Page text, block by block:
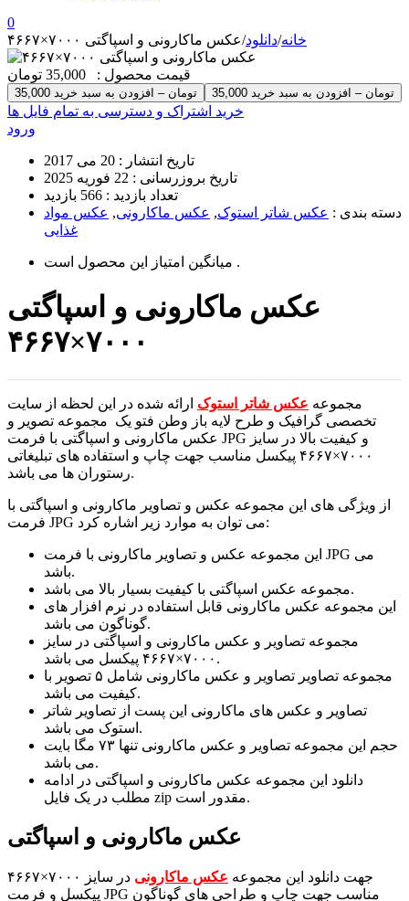
0
خانه/دانلود/عکس ماکارونی و اسپاگتی ۷۰۰۰×۴۶۶۷
قیمت محصول : 35,000 تومان
35,000 تومان – افزودن به سبد خرید
خرید اشتراک و دسترسی به تمام فایل ها
ورود
تاریخ انتشار : 20 می 2017
تاریخ بروزرسانی : 22 فوریه 2025
تعداد بازدید : 566 بازدید
دسته بندی : عکس شاتر استوک, عکس ماکارونی, عکس مواد
غذایی
میانگین امتیاز این محصول است .
عکس ماکارونی و اسپاگتی
۷۰۰۰×۴۶۶۷
مجموعه عکس شاتر استوک ارائه شده در این لحظه از سایت
تخصصی گرافیک و طرح لایه باز وطن فتو یک مجموعه تصویر و
عکس ماکارونی و اسپاگتی با فرمت JPG و کیفیت بالا در سایز
۷۰۰۰×۴۶۶۷ پیکسل مناسب جهت چاپ و استفاده های تبلیغاتی
رستوران ها می باشد.
از ویژگی های این مجموعه عکس و تصاویر ماکارونی و اسپاگتی با
فرمت JPG می توان به موارد زیر اشاره کرد:
این مجموعه عکس و تصاویر ماکارونی با فرمت JPG می
باشد.
مجموعه عکس اسپاگتی با کیفیت بسیار بالا می باشد.
این مجموعه عکس ماکارونی قابل استفاده در نرم افزار های
گوناگون می باشد.
مجموعه تصاویر و عکس ماکارونی و اسپاگتی در سایز
۷۰۰۰×۴۶۶۷ پیکسل می باشد.
مجموعه تصاویر تصاویر و عکس ماکارونی شامل ۵ تصویر با
کیفیت می باشد.
تصاویر و عکس های ماکارونی این پست از تصاویر شاتر
استوک می باشد.
حجم این مجموعه تصاویر و عکس ماکارونی تنها ۷۳ مگا بایت
می باشد.
دانلود این مجموعه عکس ماکارونی و اسپاگتی در ادامه
مطلب در یک فایل zip مقدور است.
عکس ماکارونی و اسپاگتی
جهت دانلود این مجموعه عکس ماکارونی
در سایز ۷۰۰۰×۴۶۶۷
پیکسل و فرمت JPG مناسب جهت چاپ و طراحی های گوناگون